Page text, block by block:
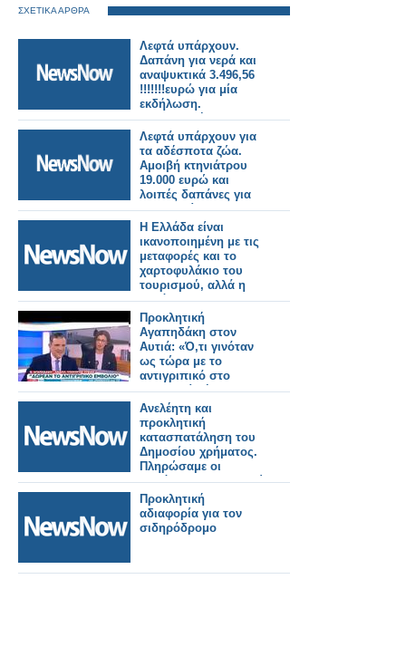
ΣΧΕΤΙΚΑ ΑΡΘΡΑ
Λεφτά υπάρχουν.
Δαπάνη για νερά και
αναψυκτικά 3.496,56
!!!!!!!ευρώ για μία
εκδήλωση.
Προκλητική και
αδιαφανής
κατασπατάληση του
δημοσίου χρήματος
σε καιρούς απόλυτης
φτωχοποίησης
μεγάλου μέρους των
Δημοτών
Λεφτά υπάρχουν για
τα αδέσποτα ζώα.
Αμοιβή κτηνιάτρου
19.000 ευρώ και
λοιπές δαπάνες για
τη φροντίδα
αδέσποτων ζώων
25.000 ευρώ. Σύνολο
44.000 ευρώ.
Προκλητική
κατασπατάληση του
δημοσίου χρήματος
Η Ελλάδα είναι
ικανοποιημένη με τις
μεταφορές και το
χαρτοφυλάκιο του
τουρισμού, αλλά η
ακρόαση του Ε.Κ θα
μπορούσε να είναι
προκλητική αφου
ενδέχεται να εγερθούν
θέματα σιδηροδρόμου
Προκλητική
Αγαπηδάκη στον
Αυτιά: «Ό,τι γινόταν
ως τώρα με το
αντιγριπικό στο
φαρμακείο ήταν
παράνομο» (video)
Ανελέητη και
προκλητική
κατασπατάληση του
Δημοσίου χρήματος.
Πληρώσαμε οι
Δημότες 100.272 ευρώ
για τη διαμόρφωση
κτιρίου σε νέο ΚΔΑΠ
στη Πάλαιρο.
Δημοτικοί Σύμβουλοι
Προκλητική
αδιαφορία για τον
σιδηρόδρομο